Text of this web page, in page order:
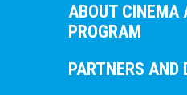
ABOUT CINEMA
PROGRAM
PARTNERS AND